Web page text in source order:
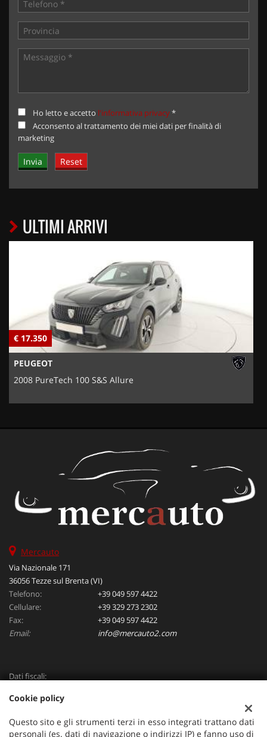
Ho letto e accetto l'informativa privacy*
Acconsento al trattamento dei miei dati per finalità di
marketing
ULTIMI ARRIVI
€ 17.350
PEUGEOT
2008 PureTech 100 S&S Allure
Mercauto
Via Nazionale 171
36056 Tezze sul Brenta (VI)
Telefono:
+39 049 597 4422
Cellulare:
+39 329 273 2302
Fax:
+39 049 597 4422
Email:
info@mercauto2.com
Dati fiscali:
Via Nazionale, 171 PD - 36056 Tezze sul Brenta
Registro delle imprese:PD
Cookie policy
Questo sito e gli strumenti terzi in esso integrati trattano dati
personali (es. dati di navigazione o indirizzi IP) e fanno uso di